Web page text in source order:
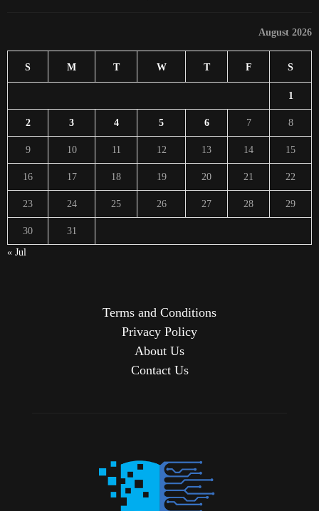
August 2026
S M T W T F S
1
2 3 4 5 6 7 8
9 10 11 12 13 14 15
16 17 18 19 20 21 22
23 24 25 26 27 28 29
30
31
« Jul
Terms and Conditions
Privacy Policy
About Us
Contact Us